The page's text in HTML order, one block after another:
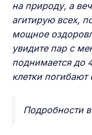
на природу, а
агитирую всех,
мощное
увидите пар с
поднимается до
клетки погибают
Подробности в